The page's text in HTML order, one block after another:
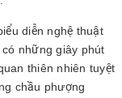
diễn nghệ thuật
có những giây phút
thiên nhiên tuyệt
chầu phượng